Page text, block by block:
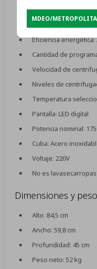
Tipo: Automático
Eficiencia energética:
Cantidad de
Velocidad de
Niveles de
Temperatura
Pantalla: LED digital
Potencia nominal:
Cuba: Acero
Voltaje: 220V
No es lavasecarropas
Dimensiones y peso
Alto: 84,5 cm
Ancho: 59,8 cm
Profundidad: 45 cm
Peso neto: 52 kg
MDEO/